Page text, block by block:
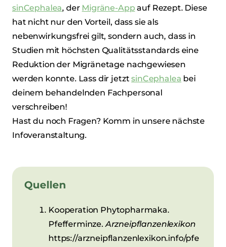
sinCephalea, der Migräne-Appauf Rezept. Diese
hat nicht nur den Vorteil, dass sie als
nebenwirkungsfrei gilt, sondern auch, dass in
Studien mit höchsten Qualitätsstandards eine
Reduktion der Migränetage nachgewiesen
werden konnte. Lass dir jetztsinCephalea bei
deinem behandelnden Fachpersonal
verschreiben!
Hast du noch Fragen? Komm in unsere nächste
Infoveranstaltung.
Quellen
Kooperation Phytopharmaka.
Pfefferminze.Arzneipflanzenlexikon
https://arzneipflanzenlexikon.info/pfe